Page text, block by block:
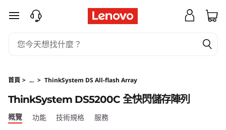
T
n
k
S
跳至主要內容
首頁 > ... > ThinkSystem DS All-flash Array
ThinkSystem DS5200C 全快閃儲存陣列
概覽 功能 技術規格 服務